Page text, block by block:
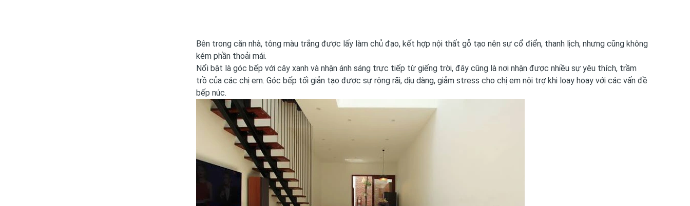
Bên trong căn nhà, tông màu trắng được lấy làm chủ đạo, kết hợp nội thất gỗ tạo nên sự cổ điển, thanh lịch, nhưng cũng không
kém phần thoải mái.
Nổi bật là góc bếp với cây xanh và nhận ánh sáng trực tiếp từ giếng trời, đây cũng là nơi nhận được nhiều sự yêu thích, trầm
trồ của các chị em. Góc bếp tối giản tạo được sự rộng rãi, dịu dàng, giảm stress cho chị em nội trợ khi loay hoay với các vấn đề
bếp núc.